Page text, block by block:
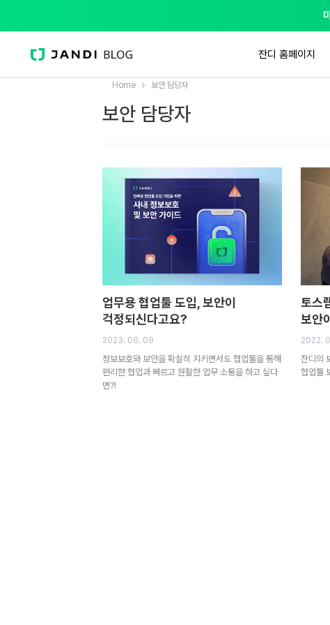
잔디 홈페이지
Home 보안 담당자
보안 담당자
업무용 협업툴 도입, 보안이
걱정되신다고요?
2023. 06. 09
정보보호와 보안을 확실히 지키면서도 협업툴을 통해
편리한 협업과 빠르고 원활한 업무 소통을 하고 싶다
면?!
토스
보안
2022.
잔디의
협업툴